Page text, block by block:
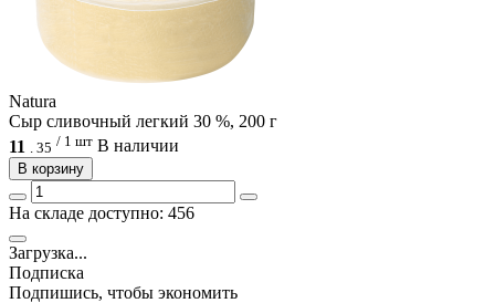
Natura
Сыр сливочный легкий 30 %, 200 г
11
35 / 1 шт В наличии
В корзину
На складе доступно: 456
Загрузка...
Подписка
Подпишись, чтобы экономить